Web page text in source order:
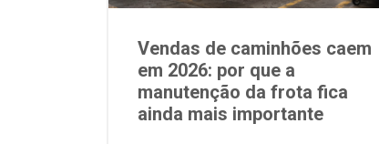
Vendas de caminhões caem
em 2026: por que a
manutenção da frota fica
ainda mais importante